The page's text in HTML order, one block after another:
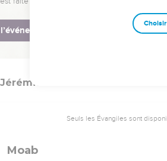
Epée de l'Eternel, quand te
7 Comment te reposerais-tu ?
Jérémie
Seuls les Évangiles sont
Moab